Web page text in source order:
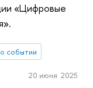
«Цифровые
событии
20 июня 2025